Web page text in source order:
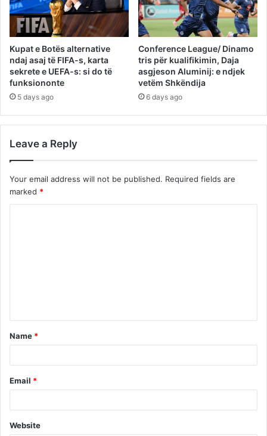
Kupat e Botës alternative
ndaj asaj të FIFA-s, karta
sekrete e UEFA-s: si do të
funksiononte
5 days ago
Conference League/ Dinamo
tris për kualifikimin, Daja
asgjeson Aluminij: e ndjek
vetëm Shkëndija
6 days ago
Leave a Reply
Your email address will not be published. Required fields are
marked *
t
*
Name *
Email *
Website